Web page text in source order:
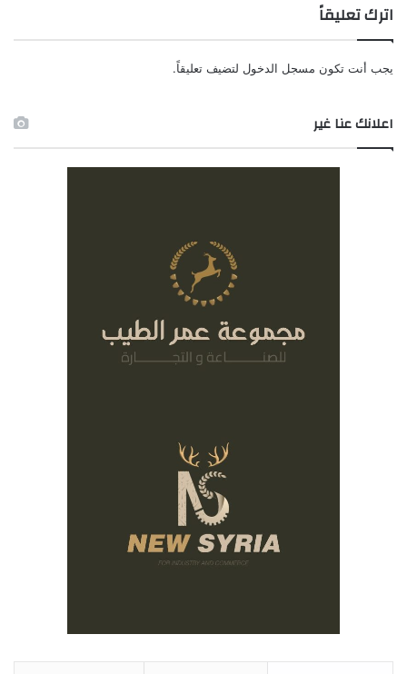
اترك تعليقاً
يجب أنت تكون مسجل الدخول لتضيف تعليقاً.
اعلانك عنا غير